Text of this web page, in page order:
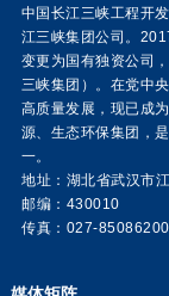
中国长江三峡工程开
江三峡集团公司。
变更为国有独资公司
三峡集团）。在党中
高质量发展，现已成
源、生态环保集团，
一。
地址：湖北省武汉市
邮编：430010
传真：027-85086200